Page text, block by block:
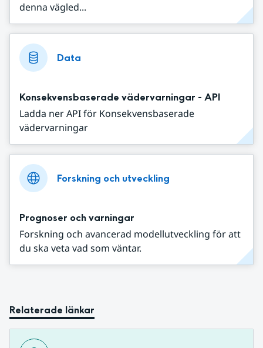
denna vägled...
Data
Konsekvensbaserade vädervarningar - API
Ladda ner API för Konsekvensbaserade
vädervarningar
Forskning och utveckling
Prognoser och varningar
Forskning och avancerad modellutveckling för att
du ska veta vad som väntar.
Relaterade länkar